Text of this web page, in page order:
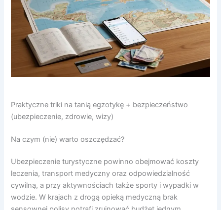
Praktyczne triki na tanią egzotykę + bezpieczeństwo
(ubezpieczenie, zdrowie, wizy)
Na czym (nie) warto oszczędzać?
Ubezpieczenie turystyczne powinno obejmować koszty
leczenia, transport medyczny oraz odpowiedzialność
cywilną, a przy aktywnościach także sporty i wypadki w
wodzie. W krajach z drogą opieką medyczną brak